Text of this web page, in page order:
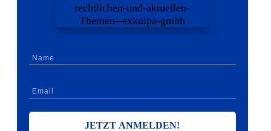
JETZT ANMELDEN!